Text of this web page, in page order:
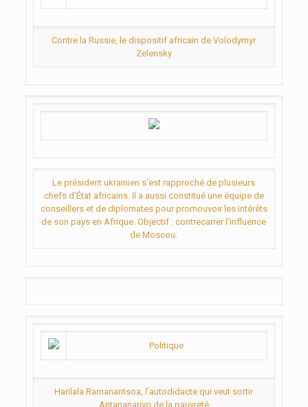
Contre la Russie, le dispositif africain de Volodymyr
Zelensky
Le président ukrainien s’est rapproché de plusieurs
chefs d’État africains. Il a aussi constitué une équipe de
conseillers et de diplomates pour promouvoir les intérêts
de son pays en Afrique. Objectif : contrecarrer l’influence
de Moscou.
Politique
Harilala Ramanantsoa, l’autodidacte qui veut sortir
Antananarivo de la pauvreté